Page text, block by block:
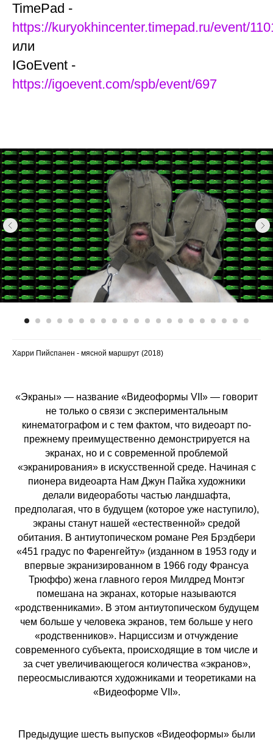
TimePad -
https://kuryokhincenter.timepad.ru/event/
или
IGoEvent -
https://igoevent.com/spb/event/697
Харри Пийспанен - мясной маршрут (2018)
«Экраны» — название «Видеоформы VII» — говорит
не только о связи с экспериментальным
кинематографом и с тем фактом, что видеоарт по-
прежнему преимущественно демонстрируется на
экранах, но и с современной проблемой
«экранирования» в искусственной среде. Начиная с
пионера видеоарта Нам Джун Пайка художники
делали видеоработы частью ландшафта,
предполагая, что в будущем (которое уже наступило),
экраны станут нашей «естественной» средой
обитания. В антиутопическом романе Рея Брэдбери
«451 градус по Фаренгейту» (изданном в 1953 году и
впервые экранизированном в 1966 году Франсуа
Трюффо) жена главного героя Милдред Монтэг
помешана на экранах, которые называются
«родственниками». В этом антиутопическом будущем
чем больше у человека экранов, тем больше у него
«родственников». Нарциссизм и отчуждение
современного субъекта, происходящие в том числе и
за счет увеличивающегося количества «экранов»,
переосмысливаются художниками и теоретиками на
«Видеоформе VII».
Предыдущие шесть выпусков «Видеоформы» были